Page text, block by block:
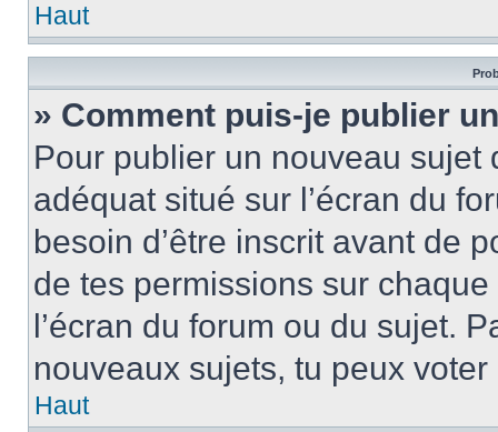
Haut
» Comment puis-je publier
Pour publier un nouveau
adéquat situé sur l’écran du
besoin d’être inscrit avant de
de tes permissions sur
l’écran du forum ou du sujet.
nouveaux sujets, tu peux
Haut